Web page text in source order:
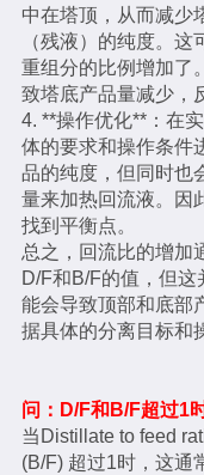
中在塔顶，从而减少
（残液）的纯度。
重组分的比例增加了
致塔底产品量减少，
4. **操作优化**：在
体的要求和操作条件
品的纯度，但同时也
量来加热回流液。因
找到平衡点。
总之，回流比的增加
D/F和B/F的值，但
能会导致顶部和底部
据具体的分离目标和
问：D/F和B/F超过1
当Distillate to feed
(B/F) 超过1时，这通